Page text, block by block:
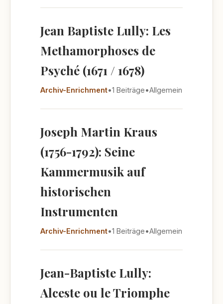
Jean Baptiste Lully: Les
Methamorphoses de
Psyché (1671 / 1678)
Archiv-Enrichment•1 Beiträge•Allgemein
Joseph Martin Kraus
(1756-1792): Seine
Kammermusik auf
historischen
Instrumenten
Archiv-Enrichment•1 Beiträge•Allgemein
Jean-Baptiste Lully:
Alceste ou le Triomphe